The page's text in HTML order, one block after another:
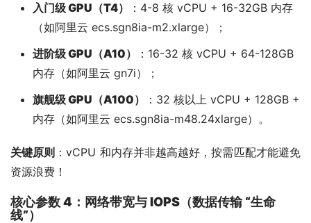
入门级 GPU（T4）
：4-8 核 vCPU + 16-32GB 内存
（如阿里云 ecs.sgn8ia-m2.xlarge）；
进阶级 GPU（A10）
：16-32 核 vCPU + 64-128GB
内存（如阿里云 gn7i）；
旗舰级 GPU（A100）
：32 核以上 vCPU + 128GB +
内存（如阿里云 ecs.sgn8ia-m48.24xlarge）。
关键原则 ：vCPU 和内存并非越高越好，按需匹配才能避免
资源浪费！
核心参数 4：网络带宽与 IOPS（数据传输 “生命
线”）